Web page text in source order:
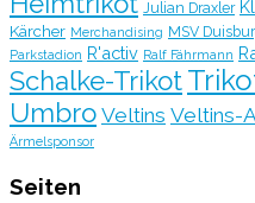
Julian Draxler
Kärcher Merchandising MSV
Parkstadion R'activ Ralf Fährmann
Schalke-Trikot
Umbro Veltins Veltins-
Ärmelsponsor
Seiten